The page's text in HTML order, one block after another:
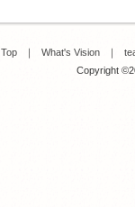
Top ｜ What's Vision ｜
Copyright